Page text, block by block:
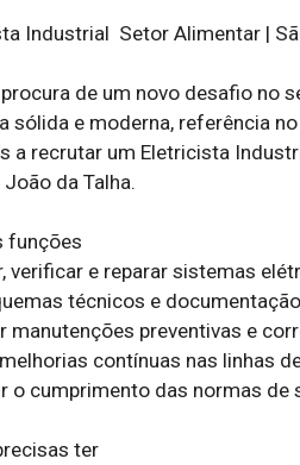
Industrial  Setor Alimentar |
de um novo desafio no
sólida e moderna, referência
a recrutar um Eletricista
da Talha.